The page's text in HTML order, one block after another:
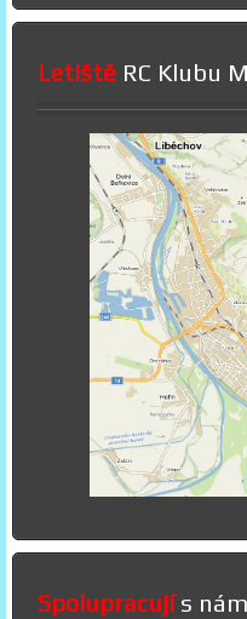
Letiště RC Klubu
Spolupracujís